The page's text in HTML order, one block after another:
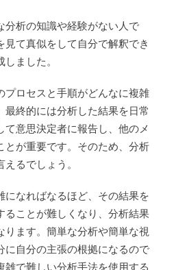
分析の知識や経験がない人で
見て真似をして自分で解釈でき
ました。
プロセスと手順がどんなに複雑
最終的には分析した結果を日常
て意思決定者に報告し、他のメ
とが重要です。そのため、分析
るでしょう。
になればなるほど、その結果を
ることが難しくなり、分析結果
ります。簡単な分析や簡単な視
に自分の主張の根拠になるので
雑で難しい分析手法を使用する